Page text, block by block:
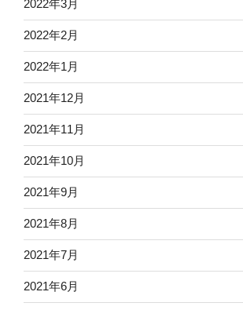
2022年3月
2022年2月
2022年1月
2021年12月
2021年11月
2021年10月
2021年9月
2021年8月
2021年7月
2021年6月